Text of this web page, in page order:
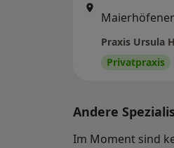
Privatpraxis
Andere
Im Moment sind